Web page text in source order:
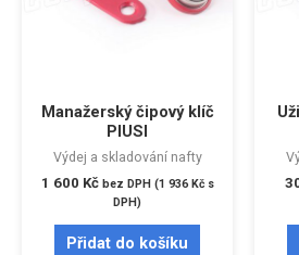
Manažerský čipový klíč
PIUSI
Výdej a skladování nafty
1 600 Kč bez DPH (1 936 Kčs
DPH)
Přidat do košíku